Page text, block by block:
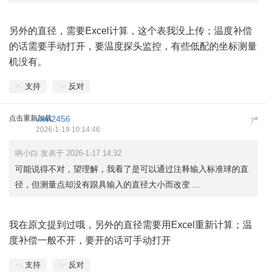
另外的直径，需要Excel计算，这个表我没上传；温度补偿
的话需要手动打开，要温度探头监控，有些低配的坐标测量
机没有。
支持 反对
点击重新加载 7#
wen2456
2026-1-19 10:14:46
呐小白 发表于 2026-1-17 14:32
可能说得不对，望理解，我看了是可以通过注释输入标准球的直
径，但测量点却没有跟具输入的直径大小而改变 ...
我在原文提到过哦，另外的直径需要用Excel重新计算；温
度补偿一般不开，要开的话可手动打开
支持 反对